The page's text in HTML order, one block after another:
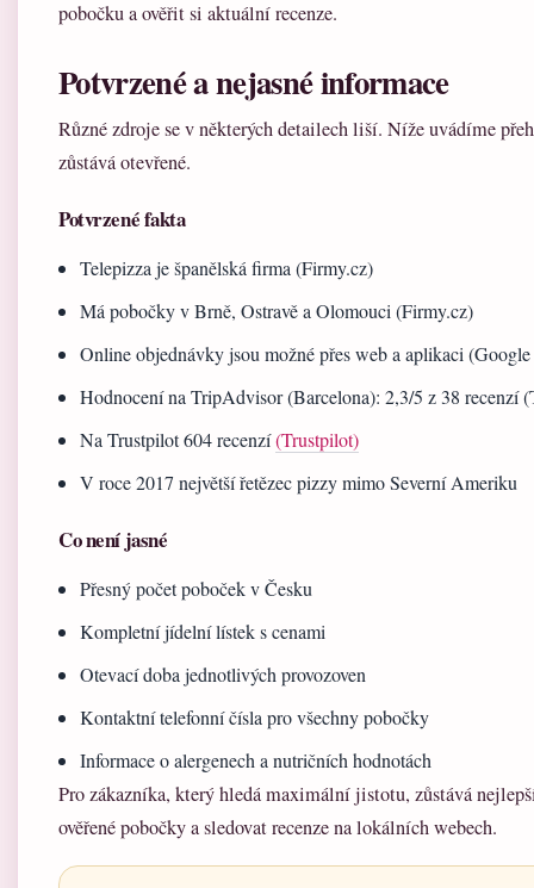
pobočku a ověřit si aktuální recenze.
Potvrzené a nejasné informace
Různé zdroje se v některých detailech liší. Níže uvádíme
zůstává otevřené.
Potvrzené fakta
Telepizza je španělská firma (Firmy.cz)
Má pobočky v Brně, Ostravě a Olomouci (Firmy.cz)
Online objednávky jsou možné přes web a aplikaci
Hodnocení na TripAdvisor (Barcelona): 2,3/5 z 38 recenzí
Na Trustpilot 604 recenzí(Trustpilot)
V roce 2017 největší řetězec pizzy mimo Severní Ameriku
Co není jasné
Přesný počet poboček v Česku
Kompletní jídelní lístek s cenami
Otevací doba jednotlivých provozoven
Kontaktní telefonní čísla pro všechny pobočky
Informace o alergenech a nutričních hodnotách
Pro zákazníka, který hledá maximální jistotu, zůstává
ověřené pobočky a sledovat recenze na lokálních webech.